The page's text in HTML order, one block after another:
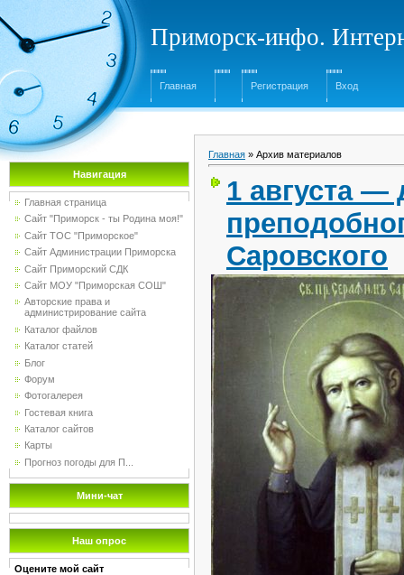
Приморск-инфо.
Главная Регистрация Вход
Навигация
Главная страница
Сайт "Приморск - ты Родина моя!"
Сайт ТОС "Приморское"
Сайт Администрации Приморска
Сайт Приморский СДК
Сайт МОУ "Приморская СОШ"
Авторские права и
администрирование сайта
Каталог файлов
Каталог статей
Блог
Форум
Фотогалерея
Гостевая книга
Каталог сайтов
Карты
Прогноз погоды для П...
Мини-чат
Наш опрос
Оцените мой сайт
Главная » Архив материалов
1 августа —
Саровского